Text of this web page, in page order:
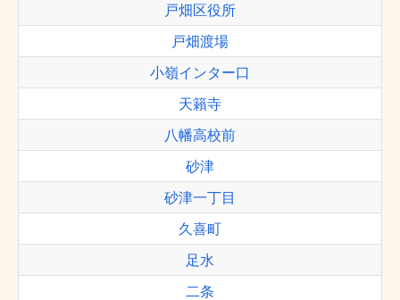
戸畑区役所
戸畑渡場
小嶺インター口
天籟寺
八幡高校前
砂津
砂津一丁目
久喜町
足水
二条